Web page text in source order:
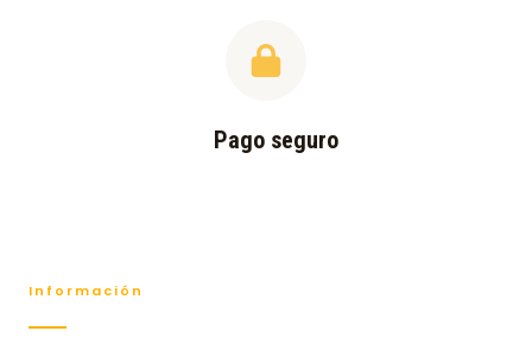
Pago seguro
Información